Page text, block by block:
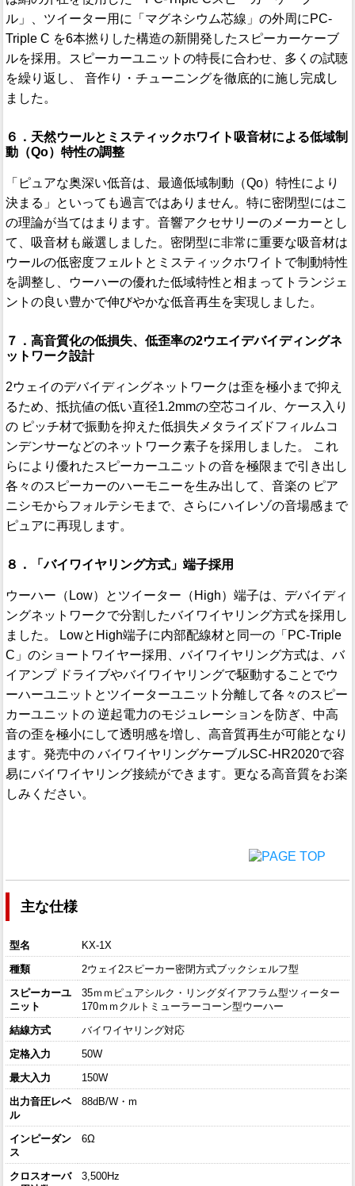
ル」、ツイーター用に「マグネシウム芯線」の外周にPC-
Triple C を6本撚りした構造の新開発したスピーカーケーブ
ルを採用。スピーカーユニットの特長に合わせ、多くの試聴
を繰り返し、 音作り・チューニングを徹底的に施し完成し
ました。
６．天然ウールとミスティックホワイト吸音材による低域制
動（Qo）特性の調整
「ピュアな奥深い低音は、最適低域制動（Qo）特性により
決まる」といっても過言ではありません。特に密閉型にはこ
の理論が当てはまります。音響アクセサリーのメーカーとし
て、吸音材も厳選しました。密閉型に非常に重要な吸音材は
ウールの低密度フェルトとミスティックホワイトで制動特性
を調整し、ウーハーの優れた低域特性と相まってトランジェ
ントの良い豊かで伸びやかな低音再生を実現しました。
７．高音質化の低損失、低歪率の2ウエイデバイディングネ
ットワーク設計
2ウェイのデバイディングネットワークは歪を極小まで抑え
るため、抵抗値の低い直径1.2mmの空芯コイル、ケース入り
の ピッチ材で振動を抑えた低損失メタライズドフィルムコ
ンデンサーなどのネットワーク素子を採用しました。 これ
らにより優れたスピーカーユニットの音を極限まで引き出し
各々のスピーカーのハーモニーを生み出して、音楽の ピア
ニシモからフォルテシモまで、さらにハイレゾの音場感まで
ピュアに再現します。
８．「バイワイヤリング方式」端子採用
ウーハー（Low）とツイーター（High）端子は、デバイディ
ングネットワークで分割したバイワイヤリング方式を採用し
ました。 LowとHigh端子に内部配線材と同一の「PC-Triple
C」のショートワイヤー採用、バイワイヤリング方式は、バ
イアンプ ドライブやバイワイヤリングで駆動することでウ
ーハーユニットとツイーターユニット分離して各々のスピー
カーユニットの 逆起電力のモジュレーションを防ぎ、中高
音の歪を極小にして透明感を増し、高音質再生が可能となり
ます。発売中の バイワイヤリングケーブルSC-HR2020で容
易にバイワイヤリング接続ができます。更なる高音質をお楽
しみください。
主な仕様
型名
KX-1X
種類
2ウェイ2スピーカー密閉方式ブックシェルフ型
スピーカーユ
ニット
35ｍｍピュアシルク・リングダイアフラム型ツィーター
170ｍｍクルトミューラーコーン型ウーハー
結線方式
バイワイヤリング対応
定格入力
50W
最大入力
150W
出力音圧レベ
ル
88dB/W・m
インピーダン
ス
6Ω
クロスオーバ
3,500Hz